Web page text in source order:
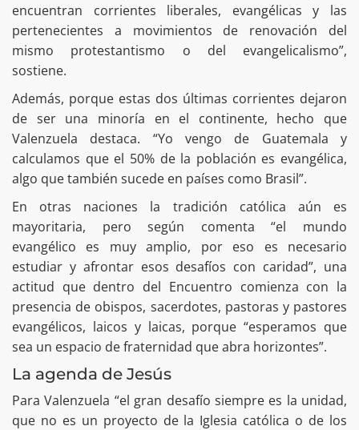
encuentran corrientes liberales, evangélicas y las
pertenecientes a movimientos de renovación del
mismo protestantismo o del evangelicalismo”,
sostiene.
Además, porque estas dos últimas corrientes dejaron
de ser una minoría en el continente, hecho que
Valenzuela destaca. “Yo vengo de Guatemala y
calculamos que el 50% de la población es evangélica,
algo que también sucede en países como Brasil”.
En otras naciones la tradición católica aún es
mayoritaria, pero según comenta “el mundo
evangélico es muy amplio, por eso es necesario
estudiar y afrontar esos desafíos con caridad”, una
actitud que dentro del Encuentro comienza con la
presencia de obispos, sacerdotes, pastoras y pastores
evangélicos, laicos y laicas, porque “esperamos que
sea un espacio de fraternidad que abra horizontes”.
La agenda de Jesús
Para Valenzuela “el gran desafío siempre es la unidad,
que no es un proyecto de la Iglesia católica o de los